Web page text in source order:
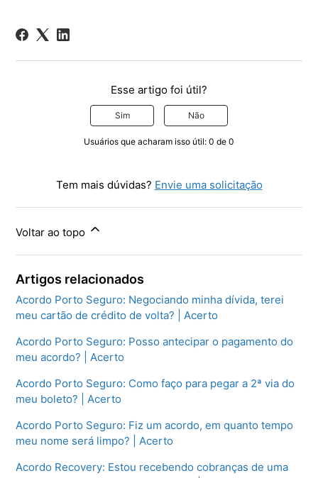
Esse artigo foi útil?
Sim Não
Usuários que acharam isso útil: 0 de 0
Tem mais dúvidas? Envie uma solicitação
Voltar ao topo
Artigos relacionados
Acordo Porto Seguro: Negociando minha dívida, terei
meu cartão de crédito de volta? | Acerto
Acordo Porto Seguro: Posso antecipar o pagamento do
meu acordo? | Acerto
Acordo Porto Seguro: Como faço para pegar a 2ª via do
meu boleto? | Acerto
Acordo Porto Seguro: Fiz um acordo, em quanto tempo
meu nome será limpo? | Acerto
Acordo Recovery: Estou recebendo cobranças de uma